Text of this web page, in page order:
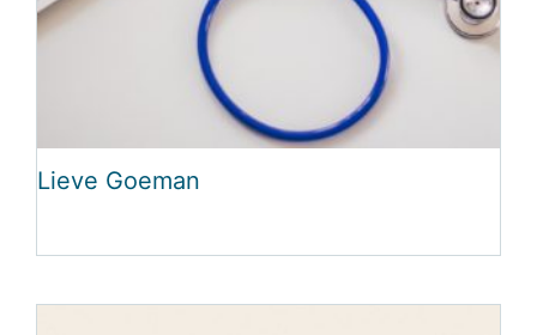
Lieve Goeman